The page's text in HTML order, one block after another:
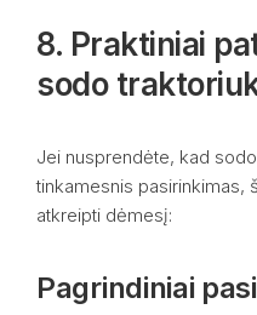
8. Praktiniai
sodo
Jei nusprendėte, kad
tinkamesnis pasirinkimas,
atkreipti dėmesį:
Pagrindiniai